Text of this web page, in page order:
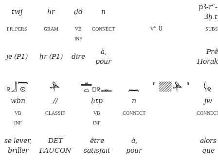
twj ḥr ḏd n
pꜣ-
pr.pers gram
vb
inf
connect v° 8
je (P1) ḥr (P1) dire
à,
pour
⸢ ⸣
wbn // ḥtp n jw
vb
inf
classif
vb
inf
connect
se lever,
briller
DET
FAUCON
être
satisfait
à,
pour
alors
que